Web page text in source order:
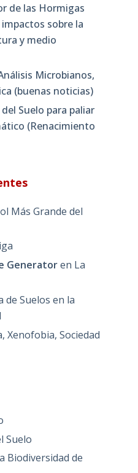
de las Hormigas
sobre la
y medio
Microbianos,
(buenas noticias)
Suelo para paliar
(Renacimiento
Más Grande del
Generatoren La
de Suelos en la
Xenofobia, Sociedad
Suelo
Biodiversidad de